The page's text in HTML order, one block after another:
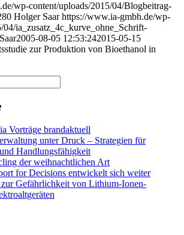
wp-content/uploads/2015/04/Blogbeitrag-
Holger Saar https://www.ia-gmbh.de/wp-
04/ia_zusatz_4c_kurve_ohne_Schrift-
2005-08-05 12:53:242015-05-15
zur Produktion von Bioethanol in
Vorträge brandaktuell
unter Druck – Strategien für
Handlungsfähigkeit
der weihnachtlichen Art
for Decisions entwickelt sich weiter
Gefährlichkeit von Lithium-Ionen-